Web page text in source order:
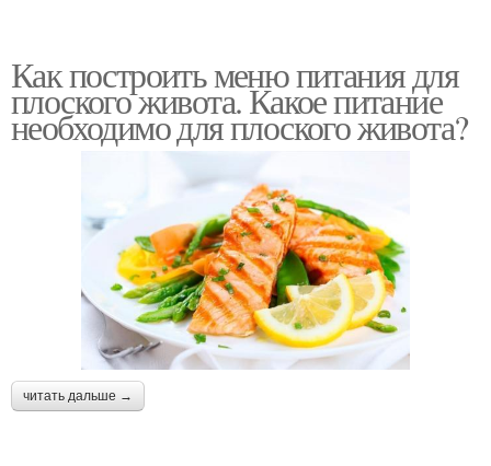
Как построить меню питания для
плоского живота. Какое питание
необходимо для плоского живота?
читать дальше →